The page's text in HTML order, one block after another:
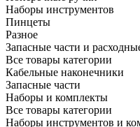
Наборы инструментов
Пинцеты
Разное
Запасные части и
Все товары категории
Кабельные наконечники
Запасные части
Наборы и комплекты
Все товары категории
Наборы инструментов и